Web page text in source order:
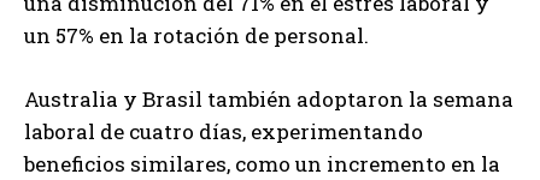
un 57% en la rotación de personal.
Australia y Brasil también adoptaron la semana
laboral de cuatro días, experimentando
beneficios similares, como un incremento en la